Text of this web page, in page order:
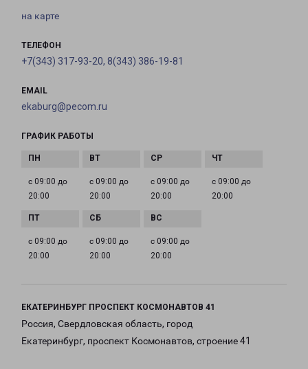
на карте
ТЕЛЕФОН
+7(343) 317-93-20, 8(343) 386-19-81
EMAIL
ekaburg@pecom.ru
ГРАФИК РАБОТЫ
с 09:00 до
20:00
с 09:00 до
20:00
с 09:00 до
20:00
с 09:00 до
20:00
с 09:00 до
20:00
с 09:00 до
20:00
с 09:00 до
20:00
ЕКАТЕРИНБУРГ ПРОСПЕКТ КОСМОНАВТОВ 41
Россия, Свердловская область, город
Екатеринбург, проспект Космонавтов, строение 41